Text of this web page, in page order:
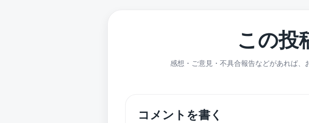
この投
感想・ご意見・不具合報告などがあれば
コメントを書く